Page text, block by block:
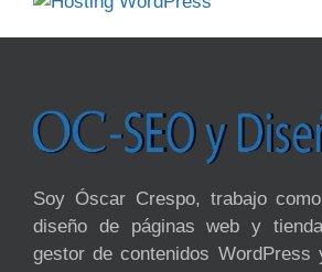
Soy Óscar Crespo, trabajo
diseño de páginas web y
gestor de contenidos WordPress